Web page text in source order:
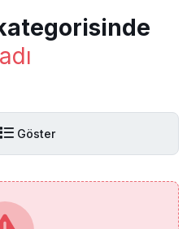
Göster